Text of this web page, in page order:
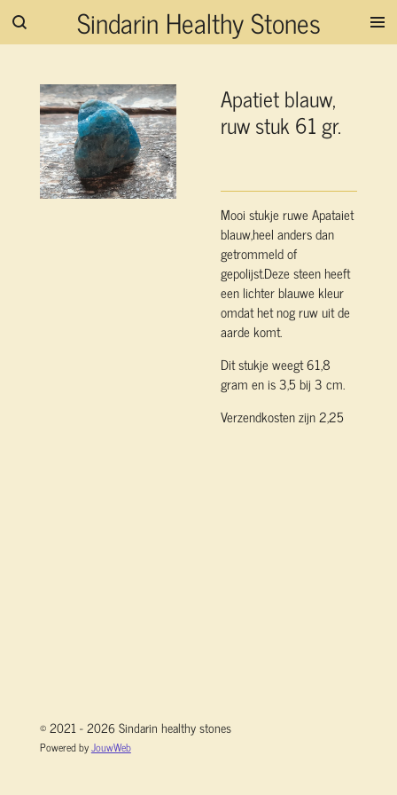
Ga
hoofdinhoud
Sindarin Healthy Stones
Apatiet blauw,
ruw stuk 61 gr.
Mooi stukje ruwe Apataiet
blauw,heel anders dan
getrommeld of
gepolijst.Deze steen heeft
een lichter blauwe kleur
omdat het nog ruw uit de
aarde komt.
Dit stukje weegt 61,8
gram en is 3,5 bij 3 cm.
Verzendkosten zijn 2,25
© 2021 - 2026 Sindarin healthy stones
Powered byJouwWeb